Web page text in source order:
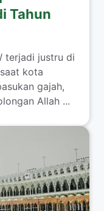
Tahun
terjadi justru di
kota
gajah,
Allah ...